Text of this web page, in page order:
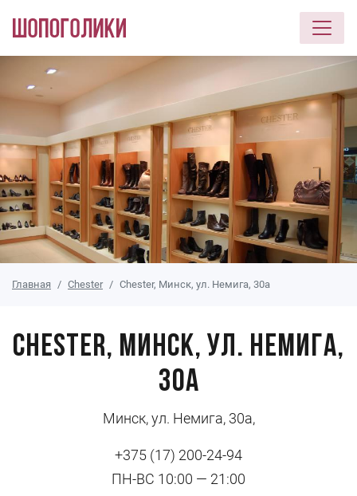
Перейти к основному содержанию
Главная Chester Chester, Минск, ул. Немига, 30а
Chester, Минск, ул. Немига,
30а
Минск, ул. Немига, 30а,
+375 (17) 200-24-94
ПН-ВС 10:00 — 21:00